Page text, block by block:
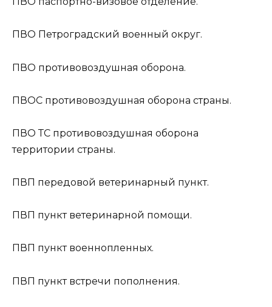
ПВО Петроградский военный округ.
ПВО противовоздушная оборона.
ПВОС противовоздушная оборона страны.
ПВО ТС противовоздушная оборона
территории страны.
ПВП передовой ветеринарный пункт.
ПВП пункт ветеринарной помощи.
ПВП пункт военнопленных.
ПВП пункт встречи пополнения.